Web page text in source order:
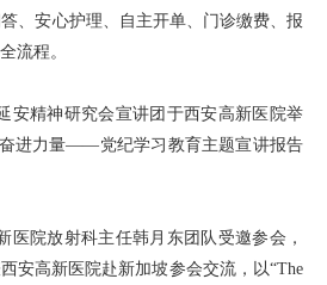
、安心护理、自主开单、门诊缴费、报
流程。
安精神研究会宣讲团于西安高新医院举
进力量——党纪学习教育主题宣讲报告
医院放射科主任韩月东团队受邀参会，
安高新医院赴新加坡参会交流，以“The